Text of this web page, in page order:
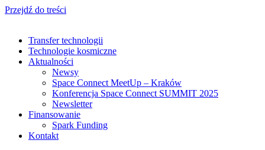
Przejdź do treści
Transfer technologii
Technologie kosmiczne
Aktualności
Newsy
Space Connect MeetUp – Kraków
Konferencja Space Connect SUMMIT 2025
Newsletter
Finansowanie
Spark Funding
Kontakt